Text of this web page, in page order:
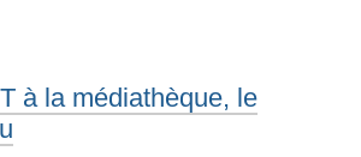
à la médiathèque, le